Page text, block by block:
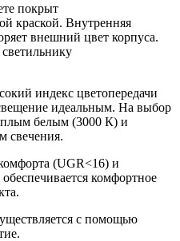
покрыт
краской. Внутренняя
внешний цвет корпуса.
индекс цветопередачи
идеальным. На выбор
белым (3000 К) и
свечения.
(UGR<16) и
комфортное
с помощью